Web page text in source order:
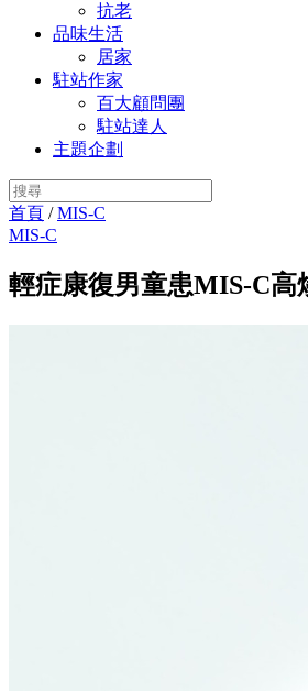
抗老
品味生活
居家
駐站作家
百大顧問團
駐站達人
主題企劃
首頁 /MIS-C
MIS-C
輕症康復男童患MIS-C高